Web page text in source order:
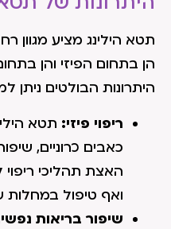
תטא הילינג מציע מגוון
הן בתחום הפיזי והן
היתרונות הבולטים ניתן
ריפוי פיזי: תטא
כאבים כרוניים,
האצת תהליכי ריפוי
ואף טיפול במחלות
שיפור בריאות